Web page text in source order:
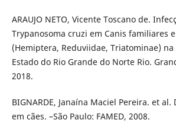
ARAUJO NETO, Vicente Toscano de.
Trypanosoma cruzi em Canis familiares
(Hemiptera, Reduviidae, Triatominae)
Estado do Rio Grande do Norte Rio.
2018.
BIGNARDE, Janaína Maciel Pereira. et al.
em cães. –São Paulo: FAMED, 2008.